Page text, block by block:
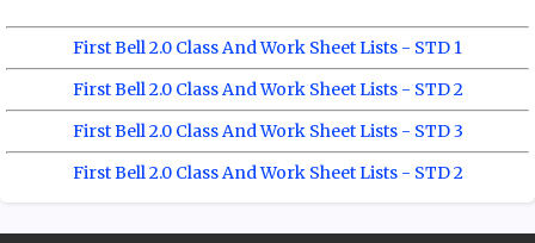
First Bell 2.0 Class And Work Sheet Lists - STD 1
First Bell 2.0 Class And Work Sheet Lists - STD 2
First Bell 2.0 Class And Work Sheet Lists - STD 3
First Bell 2.0 Class And Work Sheet Lists - STD 2